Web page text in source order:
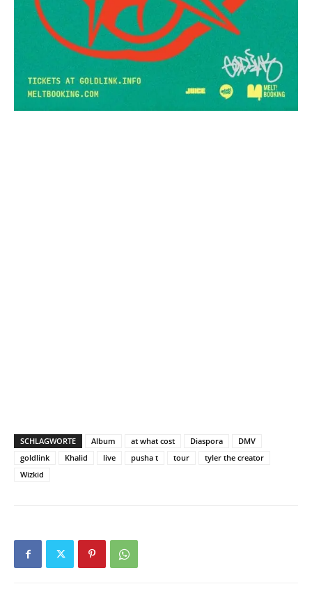
SCHLAGWORTE Album at what cost Diaspora
DMV
goldlink
Khalid live pusha t tour
tyler the creator
Wizkid